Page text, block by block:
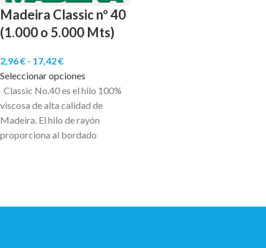
Madeira Classic nº 40
(1.000 o 5.000 Mts)
2,96€ - 17,42€
Seleccionar opciones
Classic No.40 es el hilo 100%
viscosa de alta calidad de
Madeira. El hilo de rayón
proporciona al bordado